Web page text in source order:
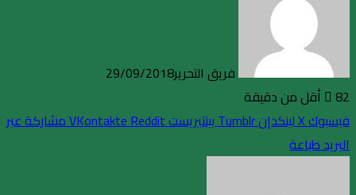
فريق التحرير29/09/2018
82
أقل من دقيقة
فيسبوكXلينكدإن بينتيريست
مشاركة عبر
البريدطباعة